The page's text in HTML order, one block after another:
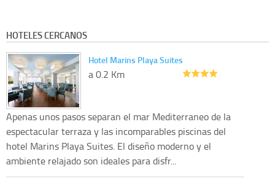
HOTELES CERCANOS
Hotel Marins Playa Suites
a 0.2 Km
Apenas unos pasos separan el mar Mediterraneo de la
espectacular terraza y las incomparables piscinas del
hotel Marins Playa Suites. El diseño moderno y el
ambiente relajado son ideales para disfr...